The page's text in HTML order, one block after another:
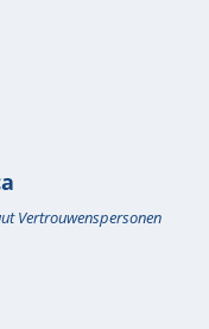
Vertrouwenspersonen